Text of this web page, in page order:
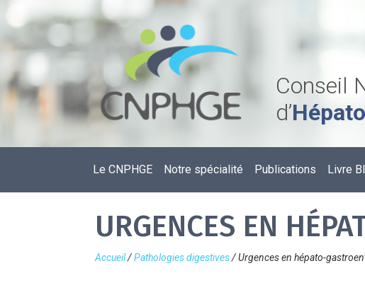
Conseil
d’
Le CNPHGE Notre spécialité Publications Livre
URGENCES EN
Accueil/Pathologies digestives/Urgences en hépato-